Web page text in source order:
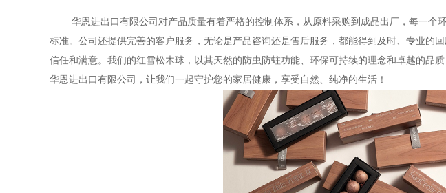
华恩进出口有限公司对产品质量有着严格的控制体系，从原料采购到成品出厂，每一个
标准。公司还提供完善的客户服务，无论是产品咨询还是售后服务，都能得到及时、专业的
信任和满意。我们的红雪松木球，以其天然的防虫防蛀功能、环保可持续的理念和卓越的品
华恩进出口有限公司，让我们一起守护您的家居健康，享受自然、纯净的生活！